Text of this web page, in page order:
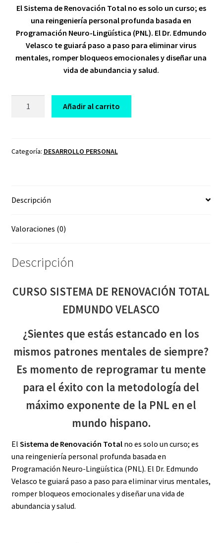
was:
$ 97,00.
is:
$ 20,00.
El Sistema de Renovación Total no es solo un curso; es
una reingeniería personal profunda basada en
Programación Neuro-Lingüística (PNL). El Dr. Edmundo
Velasco te guiará paso a paso para eliminar virus
mentales, romper bloqueos emocionales y diseñar una
vida de abundancia y salud.
TOTAL
Añadir al carrito
Categoría: DESARROLLO PERSONAL
Descripción
Valoraciones (0)
Descripción
CURSO SISTEMA DE RENOVACIÓN TOTAL
EDMUNDO VELASCO
¿Sientes que estás estancado en los
mismos patrones mentales de siempre?
Es momento de reprogramar tu mente
para el éxito con la metodología del
máximo exponente de la PNL en el
mundo hispano.
El Sistema de Renovación Totalno es solo un curso; es
una reingeniería personal profunda basada en
Programación Neuro-Lingüística (PNL). El Dr. Edmundo
Velasco te guiará paso a paso para eliminar virus mentales,
romper bloqueos emocionales y diseñar una vida de
abundancia y salud.